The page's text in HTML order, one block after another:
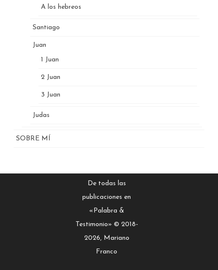
A los hebreos
Santiago
Juan
1 Juan
2 Juan
3 Juan
Judas
SOBRE MÍ
De todas las
publicaciones en
«Palabra &
Testimonio» © 2018-
2026, Mariano
Franco